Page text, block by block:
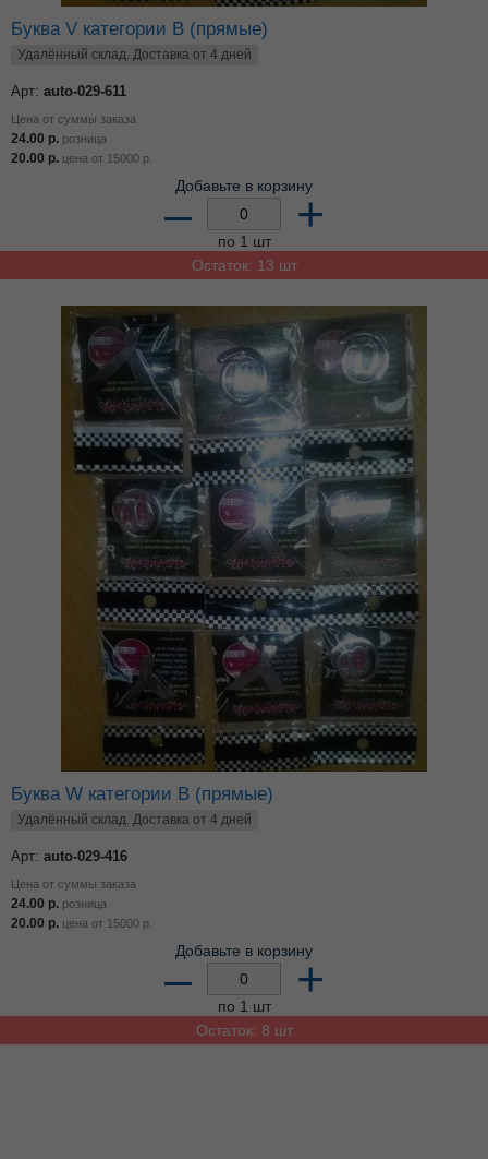
Буква V категории В (прямые)
Удалённый склад. Доставка от 4 дней
Арт: auto-029-611
Цена от суммы заказа
24.00 р. розница
20.00 р. цена от 15000 р.
Добавьте в корзину
– +
по 1 шт
Остаток: 13 шт
Буква W категории В (прямые)
Удалённый склад. Доставка от 4 дней
Арт: auto-029-416
Цена от суммы заказа
24.00 р. розница
20.00 р. цена от 15000 р.
Добавьте в корзину
– +
по 1 шт
Остаток: 8 шт